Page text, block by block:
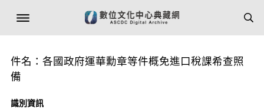
件名：各國政府運華勳章等件概免進口稅課希查照
備
識別資訊